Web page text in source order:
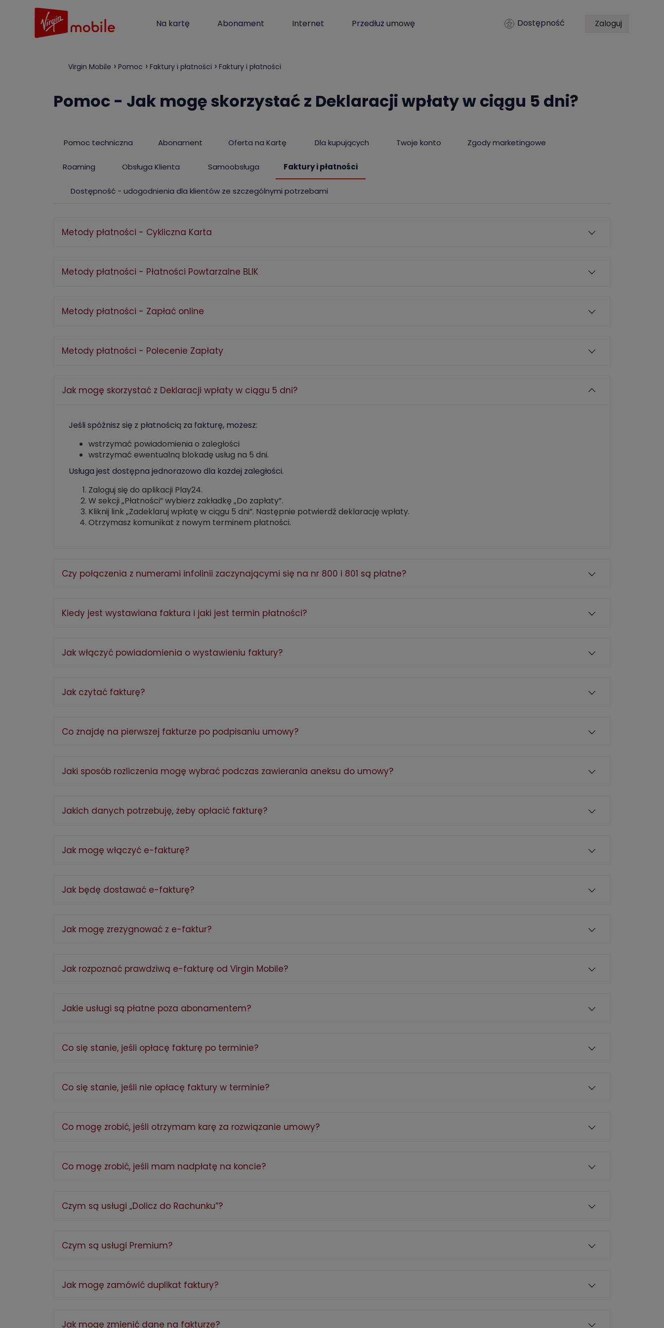
Na kartę Abonament Internet Przedłuż umowę Dostępność Zaloguj
Virgin Mobile Pomoc Faktury i płatności Faktury i płatności
Pomoc - Jak mogę skorzystać z Deklaracji wpłaty w ciągu 5 dni?
Pomoc techniczna Abonament Oferta na Kartę Dla kupujących Twoje konto Zgody marketingowe
Roaming Obsługa Klienta Samoobsługa Faktury i płatności
Dostępność - udogodnienia dla klientów ze szczególnymi potrzebami
Metody płatności - Cykliczna Karta
Metody płatności - Płatności Powtarzalne BLIK
Metody płatności - Zapłać online
Metody płatności - Polecenie Zapłaty
Jak mogę skorzystać z Deklaracji wpłaty w ciągu 5 dni?
Jeśli spóźnisz się z płatnością za fakturę, możesz:
wstrzymać powiadomienia o zaległości
wstrzymać ewentualną blokadę usług na 5 dni.
Usługa jest dostępna jednorazowo dla każdej zaległości.
Zaloguj się do aplikacji Play24.
W sekcji „Płatności” wybierz zakładkę „Do zapłaty”.
Kliknij link „Zadeklaruj wpłatę w ciągu 5 dni”. Następnie potwierdź deklarację wpłaty.
Otrzymasz komunikat z nowym terminem płatności.
Czy połączenia z numerami infolinii zaczynającymi się na nr 800 i 801 są płatne?
Kiedy jest wystawiana faktura i jaki jest termin płatności?
Jak włączyć powiadomienia o wystawieniu faktury?
Jak czytać fakturę?
Co znajdę na pierwszej fakturze po podpisaniu umowy?
Jaki sposób rozliczenia mogę wybrać podczas zawierania aneksu do umowy?
Jakich danych potrzebuję, żeby opłacić fakturę?
Jak mogę włączyć e-fakturę?
Jak będę dostawać e-fakturę?
Jak mogę zrezygnować z e-faktur?
Jak rozpoznać prawdziwą e-fakturę od Virgin Mobile?
Jakie usługi są płatne poza abonamentem?
Co się stanie, jeśli opłacę fakturę po terminie?
Co się stanie, jeśli nie opłacę faktury w terminie?
Co mogę zrobić, jeśli otrzymam karę za rozwiązanie umowy?
Co mogę zrobić, jeśli mam nadpłatę na koncie?
Czym są usługi „Dolicz do Rachunku”?
Czym są usługi Premium?
Jak mogę zamówić duplikat faktury?
Jak mogę zmienić dane na fakturze?